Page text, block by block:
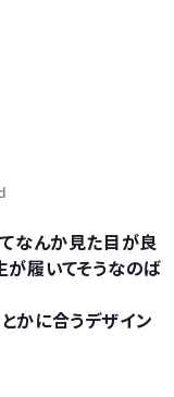
なんか見た目が良
が履いてそうなのば
かに合うデザイン